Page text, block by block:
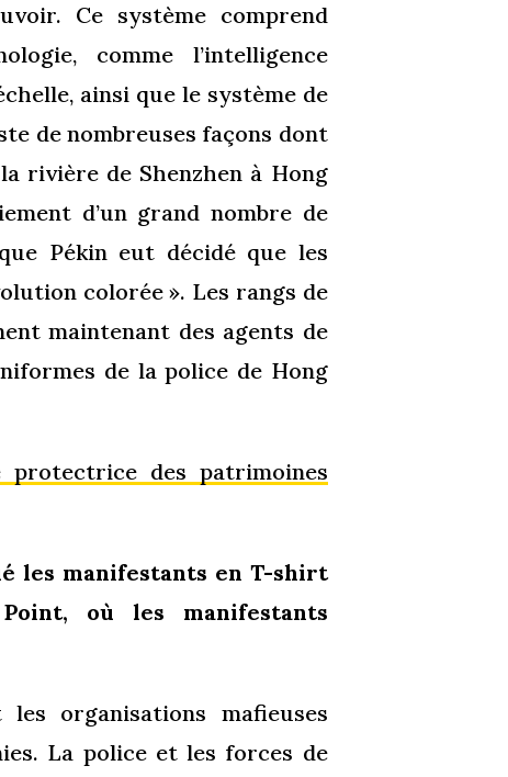
Ce système comprend
comme l’intelligence
ainsi que le système de
de nombreuses façons dont
rivière de Shenzhen à Hong
d’un grand nombre de
Pékin eut décidé que les
colorée ». Les rangs de
maintenant des agents de
de la police de Hong
protectrice des patrimoines
les manifestants en T-shirt
où les manifestants
organisations mafieuses
La police et les forces de